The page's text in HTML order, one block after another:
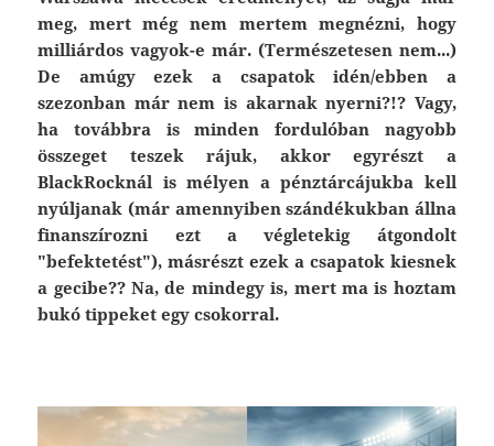
meg, mert még nem mertem megnézni, hogy
milliárdos vagyok-e már. (Természetesen nem...)
De amúgy ezek a csapatok idén/ebben a
szezonban már nem is akarnak nyerni?!? Vagy,
ha továbbra is minden fordulóban nagyobb
összeget teszek rájuk, akkor egyrészt a
BlackRocknál is mélyen a pénztárcájukba kell
nyúljanak (már amennyiben szándékukban állna
finanszírozni ezt a végletekig átgondolt
"befektetést"), másrészt ezek a csapatok kiesnek
a gecibe?? Na, de mindegy is, mert ma is hoztam
bukó tippeket egy csokorral.